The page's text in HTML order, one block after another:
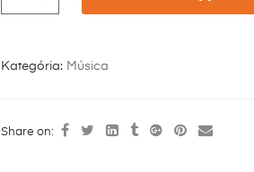
Kategória: Música
Share on: